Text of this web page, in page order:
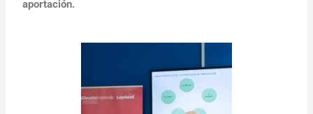
aportación.